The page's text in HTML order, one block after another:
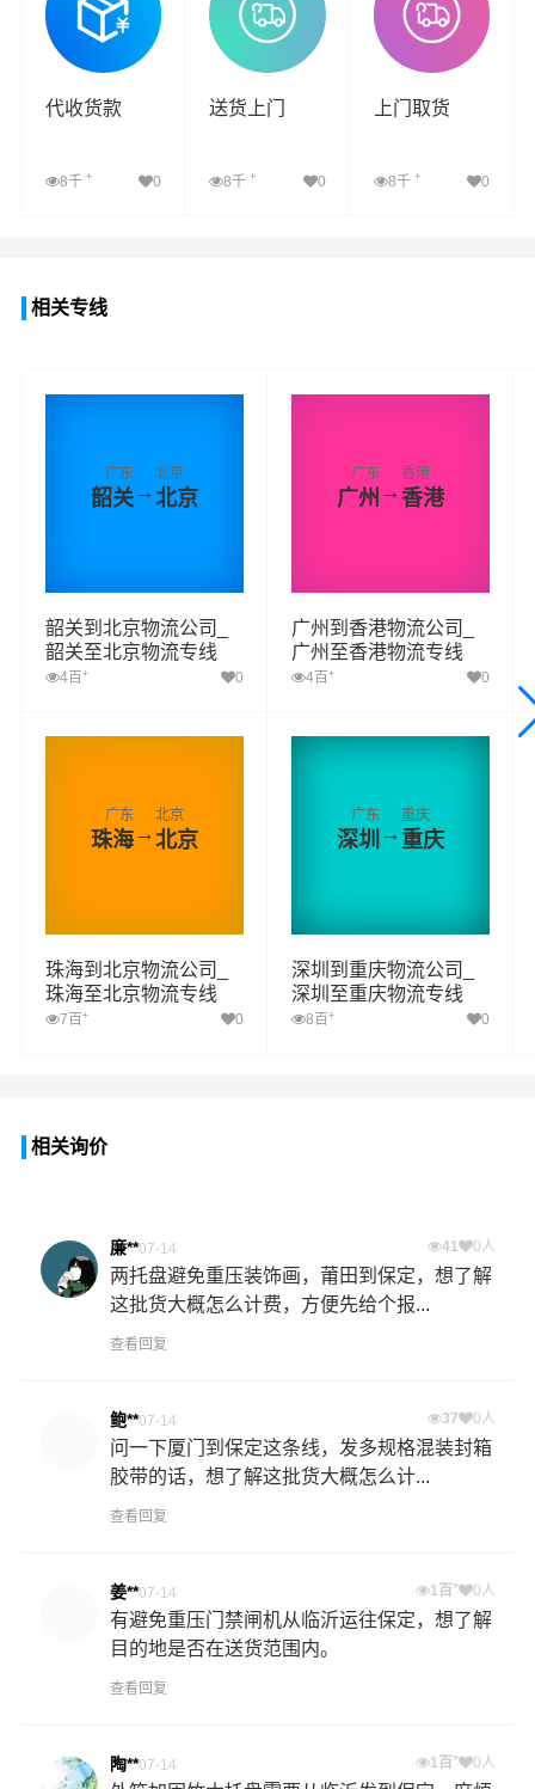
代收货款
8千 + 0
送货上门
8千+ 0
上门取货
8千 + 0
相关专线
广东
韶关→
北京
北京
韶关到北京物流公司_
韶关至北京物流专线
4百 + 0
广东
广州 →
香港
香港
广州到香港物流公司_
广州至香港物流专线
4百 + 0
广东
珠海→
北京
北京
珠海到北京物流公司_
珠海至北京物流专线
7百 + 0
广东
深圳→
重庆
重庆
深圳到重庆物流公司_
深圳至重庆物流专线
8百 + 0
相关询价
廉**07-14 41 0人
两托盘避免重压装饰画，莆田到保定，想了解
这批货大概怎么计费，方便先给个报...
查看回复
鲍**07-14 37 0人
问一下厦门到保定这条线，发多规格混装封箱
胶带的话，想了解这批货大概怎么计...
查看回复
姜**07-14 1百+ 0人
有避免重压门禁闸机从临沂运往保定，想了解
目的地是否在送货范围内。
查看回复
陶**07-14 1百+ 0人